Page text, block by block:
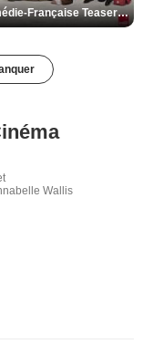
De la Comédie-Française Teaser VF
Wallis